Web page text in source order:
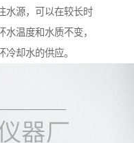
水源，可以在较长时
温度和水质不变，
却水的供应。